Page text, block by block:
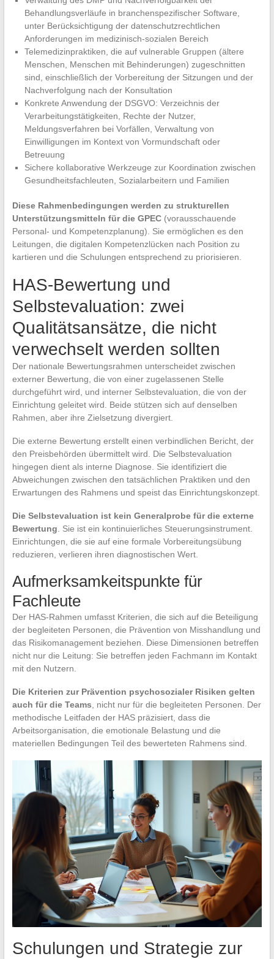
Behandlungsverläufe in branchenspezifischer Software,
unter Berücksichtigung der datenschutzrechtlichen
Anforderungen im medizinisch-sozialen Bereich
Telemedizinpraktiken, die auf vulnerable Gruppen (ältere
Menschen, Menschen mit Behinderungen) zugeschnitten
sind, einschließlich der Vorbereitung der Sitzungen und der
Nachverfolgung nach der Konsultation
Konkrete Anwendung der DSGVO: Verzeichnis der
Verarbeitungstätigkeiten, Rechte der Nutzer,
Meldungsverfahren bei Vorfällen, Verwaltung von
Einwilligungen im Kontext von Vormundschaft oder
Betreuung
Sichere kollaborative Werkzeuge zur Koordination zwischen
Gesundheitsfachleuten, Sozialarbeitern und Familien
Diese Rahmenbedingungen werden zu strukturellen
Unterstützungsmitteln für die GPEC(vorausschauende
Personal- und Kompetenzplanung). Sie ermöglichen es den
Leitungen, die digitalen Kompetenzlücken nach Position zu
kartieren und die Schulungen entsprechend zu priorisieren.
HAS-Bewertung und
Selbstevaluation: zwei
Qualitätsansätze, die nicht
verwechselt werden sollten
Der nationale Bewertungsrahmen unterscheidet zwischen
externer Bewertung, die von einer zugelassenen Stelle
durchgeführt wird, und interner Selbstevaluation, die von der
Einrichtung geleitet wird. Beide stützen sich auf denselben
Rahmen, aber ihre Zielsetzung divergiert.
Die externe Bewertung erstellt einen verbindlichen Bericht, der
den Preisbehörden übermittelt wird. Die Selbstevaluation
hingegen dient als interne Diagnose. Sie identifiziert die
Abweichungen zwischen den tatsächlichen Praktiken und den
Erwartungen des Rahmens und speist das Einrichtungskonzept.
Die Selbstevaluation ist kein Generalprobe für die externe
Bewertung . Sie ist ein kontinuierliches Steuerungsinstrument.
Einrichtungen, die sie auf eine formale Vorbereitungsübung
reduzieren, verlieren ihren diagnostischen Wert.
Aufmerksamkeitspunkte für
Fachleute
Der HAS-Rahmen umfasst Kriterien, die sich auf die Beteiligung
der begleiteten Personen, die Prävention von Misshandlung und
das Risikomanagement beziehen. Diese Dimensionen betreffen
nicht nur die Leitung: Sie betreffen jeden Fachmann im Kontakt
mit den Nutzern.
Die Kriterien zur Prävention psychosozialer Risiken gelten
auch für die Teams , nicht nur für die begleiteten Personen. Der
methodische Leitfaden der HAS präzisiert, dass die
Arbeitsorganisation, die emotionale Belastung und die
materiellen Bedingungen Teil des bewerteten Rahmens sind.
Schulungen und Strategie zur